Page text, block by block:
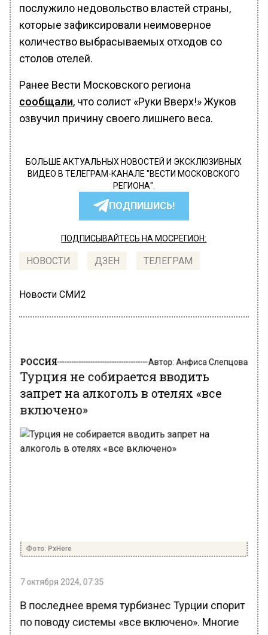
послужило недовольство властей страны,
которые зафиксировали неимоверное
количество выбрасываемых отходов со
столов отелей.
Ранее Вести Московского региона
сообщали, что солист «Руки Вверх!» Жуков
озвучил причину своего лишнего веса.
БОЛЬШЕ АКТУАЛЬНЫХ НОВОСТЕЙ И ЭКСКЛЮЗИВНЫХ
ВИДЕО В ТЕЛЕГРАМ-КАНАЛЕ "ВЕСТИ МОСКОВСКОГО
РЕГИОНА".
ПОДПИШИСЬ!
ПОДПИСЫВАЙТЕСЬ НА МОСРЕГИОН:
НОВОСТИ ДЗЕН ТЕЛЕГРАМ
Новости СМИ2
РОССИЯ Автор: Анфиса Слепцова
Турция не собирается вводить
запрет на алкоголь в отелях «все
включено»
Фото: PxHere
7 октября 2024, 07:35
В последнее время турбизнес Турции спорит
по поводу системы «все включено». Многие